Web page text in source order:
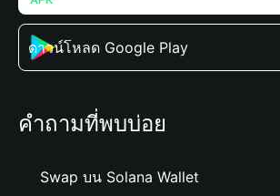
ดาวน์โหลด Google Play
คำถามที่พบบ่อย
Swap บน Solana Wallet